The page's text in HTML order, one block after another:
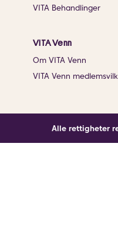
VITA Behandlinger
VITA Venn
Om VITA Venn
VITA Venn
Alle rettigheter